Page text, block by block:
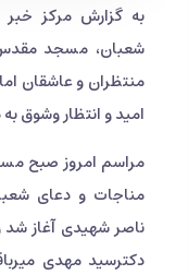
به گزارش مرکز
شعبان، مسجد
منتظران و عاشقان
امید و انتظار وشوق به
مناجات و دعای
ناصر شهیدی آغاز
دکترسید مهدی